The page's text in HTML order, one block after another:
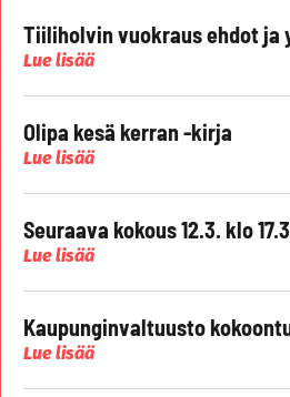
Tiiliholvin vuokraus ehdot ja
Lue lisää
Olipa kesä kerran -kirja
Lue lisää
Seuraava kokous 12.3. klo
Lue lisää
Kaupunginvaltuusto
Lue lisää